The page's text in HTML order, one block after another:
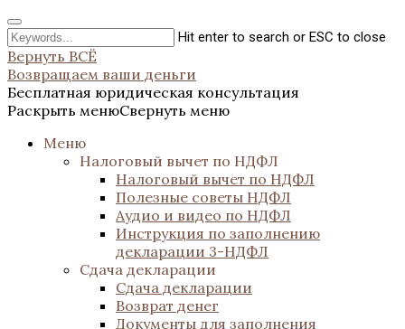
Hit enter to search or ESC to close
Вернуть ВСЁ
Возвращаем ваши деньги
Бесплатная юридическая консультация
Раскрыть менюСвернуть меню
Меню
Налоговый вычет по НДФЛ
Налоговый вычет по НДФЛ
Полезные советы НДФЛ
Аудио и видео по НДФЛ
Инструкция по заполнению
декларации 3-НДФЛ
Сдача декларации
Сдача декларации
Возврат денег
Документы для заполнения